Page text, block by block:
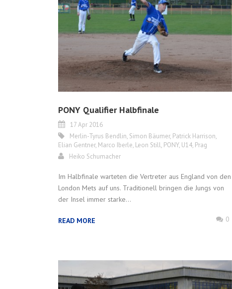
PONY Qualifier Halbfinale
17 Apr 2016
Merlin-Tyrus Bendlin, Simon Bäumer, Patrick Harrison,
Elian Gentner, Marco Iberle, Leon Still, PONY, U14, Prag
Heiko Schumacher
Im Halbfinale warteten die Vertreter aus England von den
London Mets auf uns. Traditionell bringen die Jungs von
der Insel immer starke...
READ MORE 0